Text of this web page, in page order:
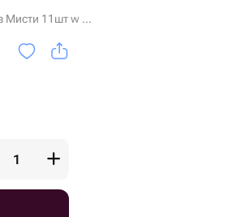
Букет пионовидных роз Мисти 11шт w miejscowości Erywań